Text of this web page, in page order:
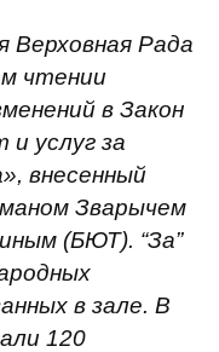
Верховная Рада
чтении
в Закон
и услуг за
внесенный
Зварычем
(БЮТ). “За”
в зале. В
120